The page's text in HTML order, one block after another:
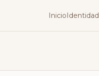
InicioIdentidad